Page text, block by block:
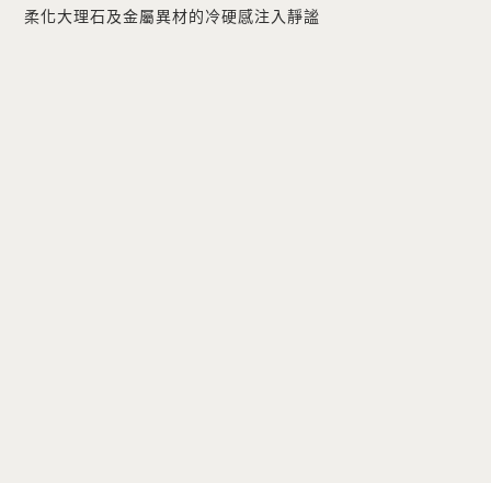
柔化大理石及金屬異材的冷硬感注入靜謐